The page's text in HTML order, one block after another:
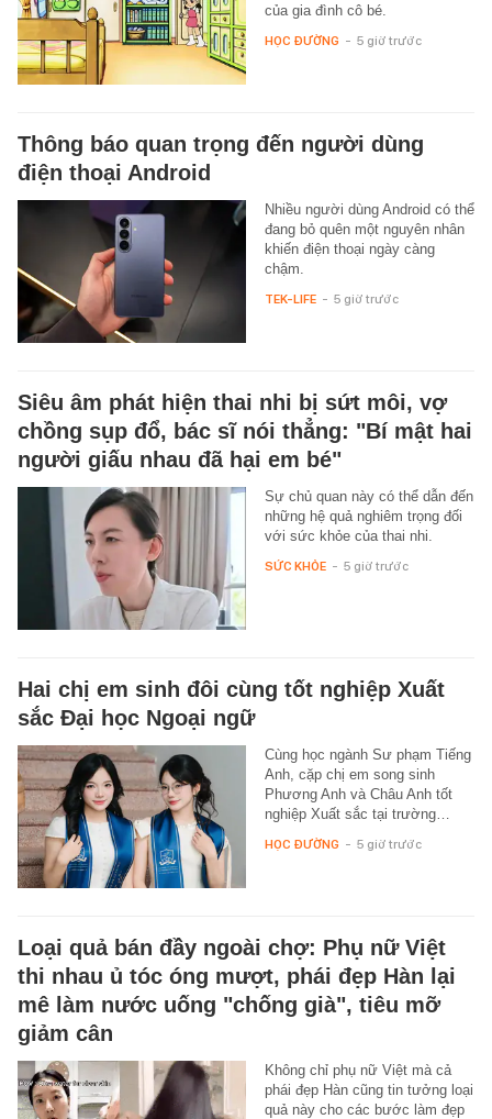
của gia đình cô bé.
HỌC ĐƯỜNG - 5 giờ trước
Thông báo quan trọng đến người dùng
điện thoại Android
Nhiều người dùng Android có thể
đang bỏ quên một nguyên nhân
khiến điện thoại ngày càng
chậm.
TEK-LIFE - 5 giờ trước
Siêu âm phát hiện thai nhi bị sứt môi, vợ
chồng sụp đổ, bác sĩ nói thẳng: "Bí mật hai
người giấu nhau đã hại em bé"
Sự chủ quan này có thể dẫn đến
những hệ quả nghiêm trọng đối
với sức khỏe của thai nhi.
SỨC KHỎE - 5 giờ trước
Hai chị em sinh đôi cùng tốt nghiệp Xuất
sắc Đại học Ngoại ngữ
Cùng học ngành Sư phạm Tiếng
Anh, cặp chị em song sinh
Phương Anh và Châu Anh tốt
nghiệp Xuất sắc tại trường…
HỌC ĐƯỜNG - 5 giờ trước
Loại quả bán đầy ngoài chợ: Phụ nữ Việt
thi nhau ủ tóc óng mượt, phái đẹp Hàn lại
mê làm nước uống "chống già", tiêu mỡ
giảm cân
Không chỉ phụ nữ Việt mà cả
phái đẹp Hàn cũng tin tưởng loại
quả này cho các bước làm đẹp